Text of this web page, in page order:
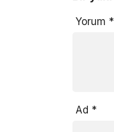
Yorum *
Ad *